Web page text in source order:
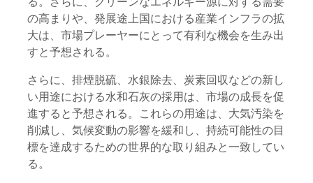
の高まりや、発展途上国における産業インフラの拡
大は、市場プレーヤーにとって有利な機会を生み出
すと予想される。
さらに、排煙脱硫、水銀除去、炭素回収などの新し
い用途における水和石灰の採用は、市場の成長を促
進すると予想される。これらの用途は、大気汚染を
削減し、気候変動の影響を緩和し、持続可能性の目
標を達成するための世界的な取り組みと一致してい
る。